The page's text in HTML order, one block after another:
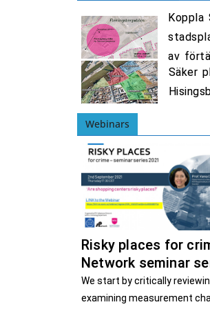
oktober, 9-16
oktober, 9-16
oktober, 9-16Koppla
av
Säker
Webinars
Risky places for
Network seminar
We start by critically
examining measurement